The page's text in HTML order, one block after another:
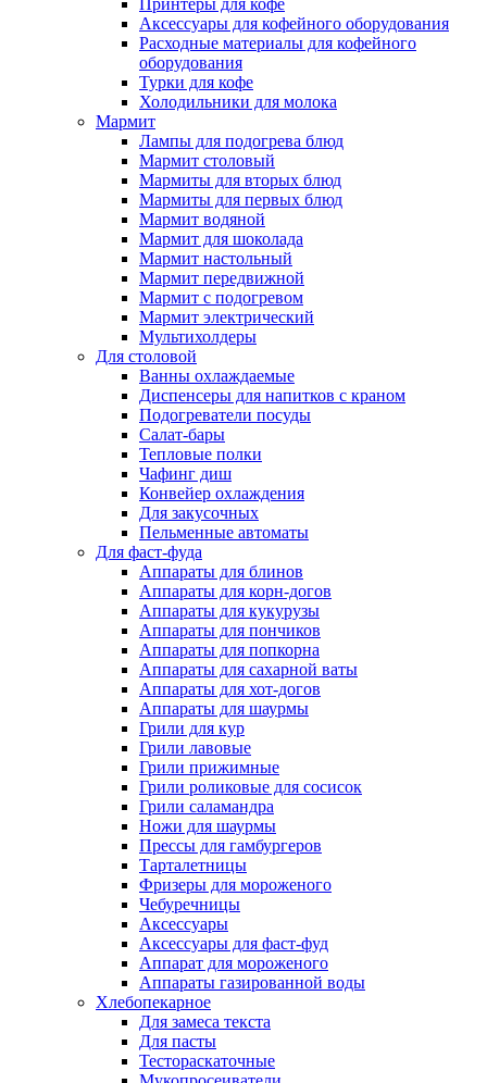
Принтеры для кофе
Аксессуары для кофейного оборудования
Расходные материалы для кофейного
оборудования
Турки для кофе
Холодильники для молока
Мармит
Лампы для подогрева блюд
Мармит столовый
Мармиты для вторых блюд
Мармиты для первых блюд
Мармит водяной
Мармит для шоколада
Мармит настольный
Мармит передвижной
Мармит с подогревом
Мармит электрический
Мультихолдеры
Для столовой
Ванны охлаждаемые
Диспенсеры для напитков с краном
Подогреватели посуды
Салат-бары
Тепловые полки
Чафинг диш
Конвейер охлаждения
Для закусочных
Пельменные автоматы
Для фаст-фуда
Аппараты для блинов
Аппараты для корн-догов
Аппараты для кукурузы
Аппараты для пончиков
Аппараты для попкорна
Аппараты для сахарной ваты
Аппараты для хот-догов
Аппараты для шаурмы
Грили для кур
Грили лавовые
Грили прижимные
Грили роликовые для сосисок
Грили саламандра
Ножи для шаурмы
Прессы для гамбургеров
Тарталетницы
Фризеры для мороженого
Чебуречницы
Аксессуары
Аксессуары для фаст-фуд
Аппарат для мороженого
Аппараты газированной воды
Хлебопекарное
Для замеса текста
Для пасты
Тестораскаточные